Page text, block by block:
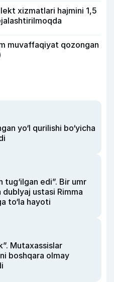
xizmatlari hajmini 1,5
muvaffaqiyat qozongan
yo‘l qurilishi bo‘yicha
tug‘ilgan edi”. Bir umr
ustasi Rimma
to‘la hayoti
Mutaxassislar
boshqara olmay